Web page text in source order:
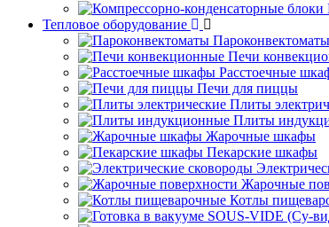
Тепловое оборудование
Пароконвектоматы
Печи
Расстоечные
Печи для пиццы
Плиты
Плиты
Жарочные шкафы
Пекарские шкафы
Жарочные
Котлы